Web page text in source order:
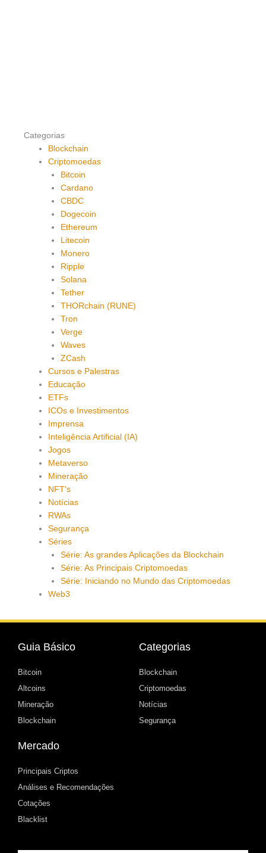
Categorias
Blockchain
Criptomoedas
Bitcoin
Cardano
CBDC
Dogecoin
Ethereum
Litecoin
Monero
Ripple
Solana
Tether
THORchain (RUNE)
Tron
Verge
Waves
ZCash
Cursos e Palestras
Educação
ETFs
ICOs e Investimentos
Imprensa
Inteligência Artificial (IA)
Jogos
Metaverso
Mineração
NFT's
Notícias
RWAs
Segurança
Séries
Série: As grandes Aplicações da Blockchain
Série: As Principais Criptomoedas
Série: Iniciando no Mundo das Criptomoedas
Web3
Guia Básico
Bitcoin
Altcoins
Mineração
Blockchain
Categorias
Blockchain
Criptomoedas
Notícias
Segurança
Mercado
Principais Criptos
Análises e Recomendações
Cotações
Blacklist